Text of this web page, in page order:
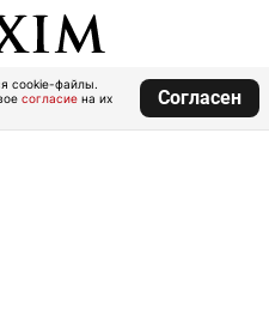
cookie-файлы.
согласие на их
Согласен